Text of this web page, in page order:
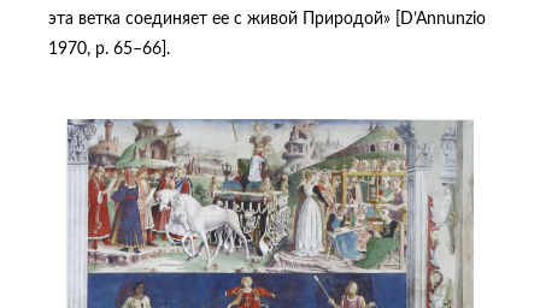
эта ветка соединяет ее с живой Природой» [D’Annunzio
1970, p. 65–66].